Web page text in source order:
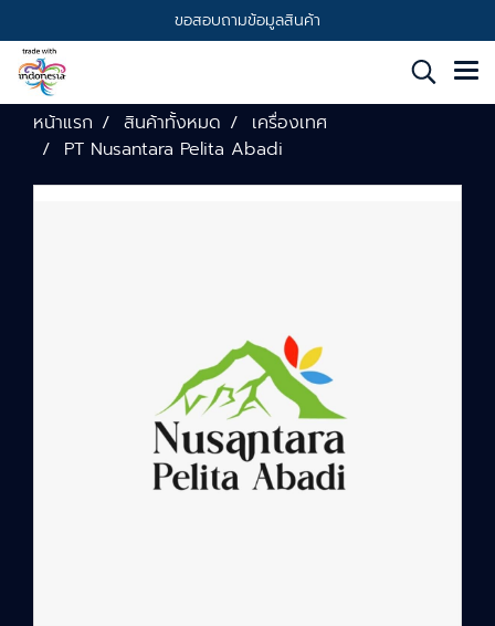
ขอสอบถามข้อมูลสินค้า
หน้าแรก สินค้าทั้งหมด
เครื่องเทศ
PT Nusantara Pelita Abadi